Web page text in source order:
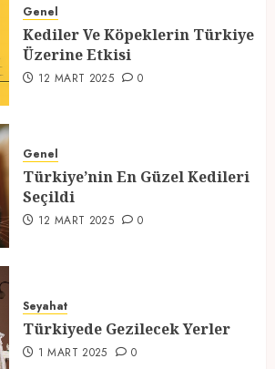
Üzerine Etkisi
12 MART 2025 0
Seçildi
12 MART 2025 0
1 MART 2025
Genel
Kediler Ve Köpeklerin Türkiye
Üzerine Etkisi
12 MART 2025 0
Genel
Türkiye’nin En Güzel Kedileri
Seçildi
12 MART 2025 0
Seyahat
Türkiyede Gezilecek Yerler
1 MART 2025 0